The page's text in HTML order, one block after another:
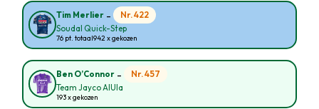
Tim Merlier - Nr. 422
Soudal Quick-Step
76 pt. totaal942 x gekozen
Ben O’Connor - Nr. 457
Team Jayco AlUla
193 x gekozen